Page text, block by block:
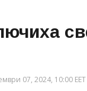
07, 2024, 10:00 EET